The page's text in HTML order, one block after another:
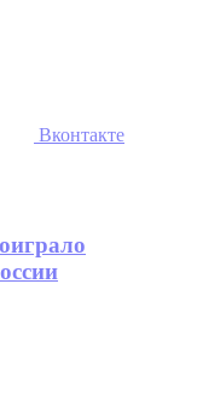
Вконтакте